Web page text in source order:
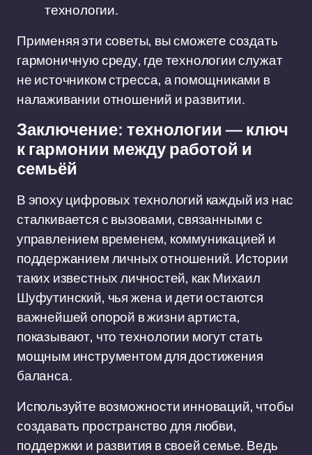
технологии.
Применяя эти советы, вы сможете создать
гармоничную среду, где технологии служат
не источником стресса, а помощниками в
налаживании отношений и развитии.
Заключение: технологии — ключ
к гармонии между работой и
семьёй
В эпоху цифровых технологий каждый из нас
сталкивается с вызовами, связанными с
управлением временем, коммуникацией и
поддержанием личных отношений. Истории
таких известных личностей, как Михаил
Шуфутинский, чья жена и дети остаются
важнейшей опорой в жизни артиста,
показывают, что технологии могут стать
мощным инструментом для достижения
баланса.
Используйте возможности инноваций, чтобы
создавать пространство для любви,
поддержки и развития в своей семье. Ведь